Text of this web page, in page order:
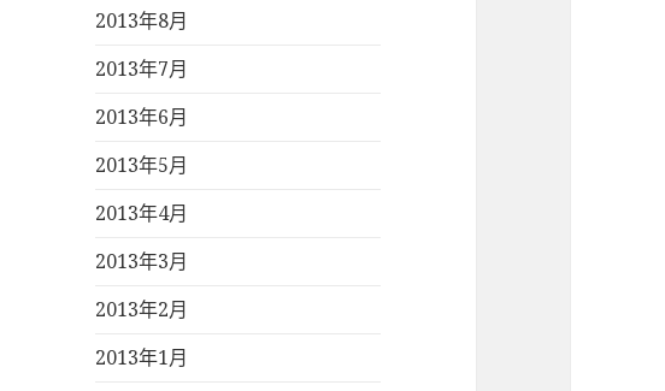
2013年8月
2013年7月
2013年6月
2013年5月
2013年4月
2013年3月
2013年2月
2013年1月